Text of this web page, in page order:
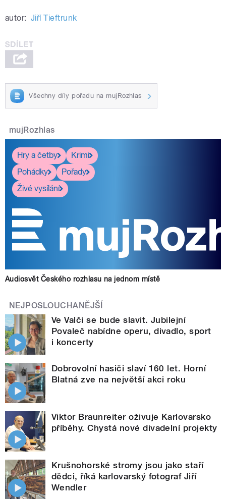
autor: Jiří Tieftrunk
Všechny díly pořadu na mujRozhlas
mujRozhlas
Hry a četby
Krimi
Pohádky
Pořady
Živé vysílání
Audiosvět Českého rozhlasu na jednom místě
NEJPOSLOUCHANĚJŠÍ
Ve Valči se bude slavit. Jubilejní
Povaleč nabídne operu, divadlo, sport
i koncerty
Dobrovolní hasiči slaví 160 let. Horní
Blatná zve na největší akci roku
Viktor Braunreiter oživuje Karlovarsko
příběhy. Chystá nové divadelní projekty
Krušnohorské stromy jsou jako staří
dědci, říká karlovarský fotograf Jiří
Wendler